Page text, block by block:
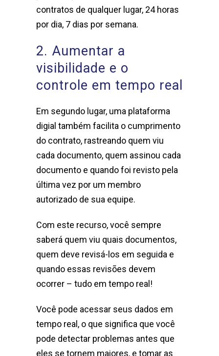
contratos de qualquer lugar, 24 horas
por dia, 7 dias por semana.
2. Aumentar a
visibilidade e o
controle em tempo real
Em segundo lugar, uma plataforma
digial também facilita o cumprimento
do contrato, rastreando quem viu
cada documento, quem assinou cada
documento e quando foi revisto pela
última vez por um membro
autorizado de sua equipe.
Com este recurso, você sempre
saberá quem viu quais documentos,
quem deve revisá-los em seguida e
quando essas revisões devem
ocorrer – tudo em tempo real!
Você pode acessar seus dados em
tempo real, o que significa que você
pode detectar problemas antes que
eles se tornem maiores, e tomar as